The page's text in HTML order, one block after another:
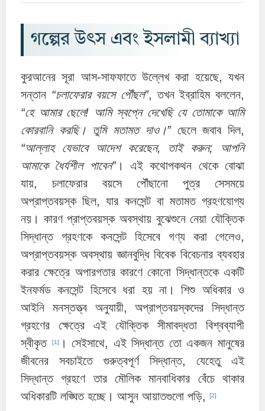
গল্পের উৎস এবং ইসলামী ব্যাখ্যা
কুরআনের সূরা আস‑সাফফাতে উল্লেখ করা হয়েছে, যখন
সন্তান “চলাফেরার বয়সে পৌঁছল”, তখন ইব্রাহিম বললেন,
“হে আমার ছেলে! আমি স্বপ্নে দেখেছি যে তোমাকে আমি
কোরবানি করছি। তুমি মতামত দাও।”ছেলে জবাব দিল,
“আল্লাহ যেভাবে আদেশ করেছেন, তাই করুন; আপনি
আমাকে ধৈর্যশীল পাবেন”। এই কথোপকথন থেকে বোঝা
যায়, চলাফেরার বয়সে পৌঁছানো পুত্র সেসময়ে
অপ্রাপ্তবয়স্ক ছিল, যার কনসেন্ট বা মতামত গ্রহণযোগ্য
নয়। কারণ প্রাপ্তবয়স্ক অবস্থায় বুঝেশুনে নেয়া যৌক্তিক
সিদ্ধান্ত গ্রহণকে কনসেন্ট হিসেবে গণ্য করা গেলেও,
অপ্রাপ্তবয়স্ক অবস্থায় জ্ঞানবুদ্ধি বিবেক বিবেচনার ব্যবহার
করার ক্ষেত্রে অপারগতার কারণে কোনো সিদ্ধান্তকে একটি
ইনফর্মড কনসেন্ট হিসেবে ধরা হয় না। শিশু অধিকার ও
আইনি মনস্তত্ত্ব অনুযায়ী, অপ্রাপ্তবয়স্কদের সিদ্ধান্ত
গ্রহণের ক্ষেত্রে এই যৌক্তিক সীমাবদ্ধতা বিশ্বব্যাপী
স্বীকৃত
[1]
। সেইসাথে, এই সিদ্ধান্ত তো একজন মানুষের
জীবনের সবচাইতে গুরুত্বপূর্ণ সিদ্ধান্ত, যেহেতু এই
সিদ্ধান্ত গ্রহণে তার মৌলিক মানবাধিকার বেঁচে থাকার
অধিকারটি লঙ্ঘিত হচ্ছে। আসুন আয়াতগুলো পড়ি,
[2]